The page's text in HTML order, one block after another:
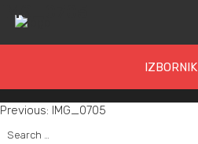
IZBORNIK
IMG_0705
Post
navigation
Previous: IMG_0705
for: